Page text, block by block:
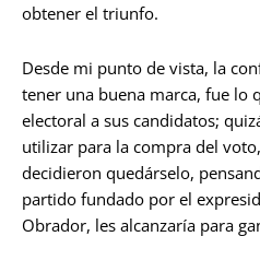
obtener el triunfo.
Desde mi punto de vista, la
tener una buena marca, fue lo
electoral a sus candidatos;
utilizar para la compra del
decidieron quedárselo,
partido fundado por el
Obrador, les alcanzaría para